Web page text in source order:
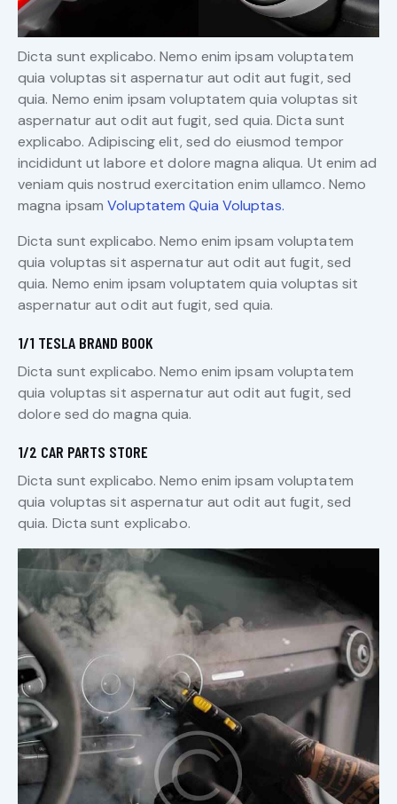
Dicta sunt explicabo. Nemo enim ipsam voluptatem
quia voluptas sit aspernatur aut odit aut fugit, sed
quia. Nemo enim ipsam voluptatem quia voluptas sit
aspernatur aut odit aut fugit, sed quia. Dicta sunt
explicabo. Adipiscing elit, sed do eiusmod tempor
incididunt ut labore et dolore magna aliqua. Ut enim ad
veniam quis nostrud exercitation enim ullamco. Nemo
magna ipsamVoluptatem Quia Voluptas.
Dicta sunt explicabo. Nemo enim ipsam voluptatem
quia voluptas sit aspernatur aut odit aut fugit, sed
quia. Nemo enim ipsam voluptatem quia voluptas sit
aspernatur aut odit aut fugit, sed quia.
1/1 TESLA BRAND BOOK
Dicta sunt explicabo. Nemo enim ipsam voluptatem
quia voluptas sit aspernatur aut odit aut fugit, sed
dolore sed do magna quia.
1/2 CAR PARTS STORE
Dicta sunt explicabo. Nemo enim ipsam voluptatem
quia voluptas sit aspernatur aut odit aut fugit, sed
quia. Dicta sunt explicabo.